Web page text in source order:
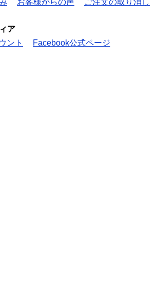
ア
ント
Facebook公式ページ